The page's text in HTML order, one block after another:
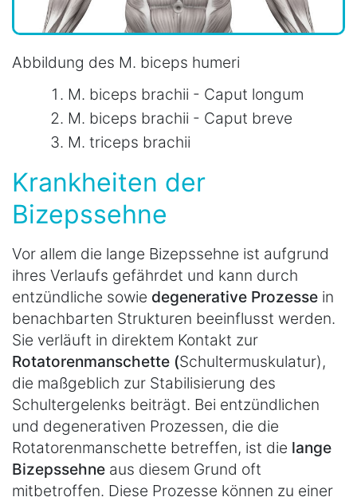
Abbildung des M. biceps humeri
M. biceps brachii - Caput longum
M. biceps brachii - Caput breve
M. triceps brachii
Krankheiten der
Bizepssehne
Vor allem die lange Bizepssehne ist aufgrund
ihres Verlaufs gefährdet und kann durch
entzündliche sowie degenerative Prozesse in
benachbarten Strukturen beeinflusst werden.
Sie verläuft in direktem Kontakt zur
Rotatorenmanschette (Schultermuskulatur),
die maßgeblich zur Stabilisierung des
Schultergelenks beiträgt. Bei entzündlichen
und degenerativen Prozessen, die die
Rotatorenmanschette betreffen, ist die lange
Bizepssehne aus diesem Grund oft
mitbetroffen. Diese Prozesse können zu einer